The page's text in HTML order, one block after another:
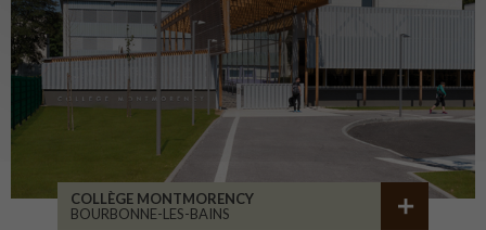
COLLÈGE MONTMORENCY
BOURBONNE-LES-BAINS